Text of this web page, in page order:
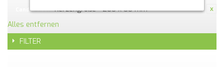
Candle size:
Kerzengröße - 200 x 80 mm
Alles entfernen
FILTER